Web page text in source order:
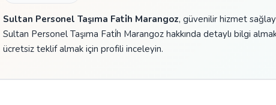
Sultan Personel Taşıma Fati̇h Marangoz, güvenilir hizmet
Sultan Personel Taşıma Fati̇h Marangoz hakkında detaylı bilgi
ücretsiz teklif almak için profili inceleyin.